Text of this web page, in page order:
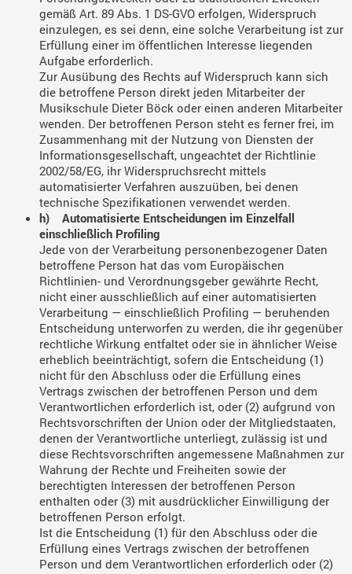
gemäß Art. 89 Abs. 1 DS-GVO erfolgen, Widerspruch
einzulegen, es sei denn, eine solche Verarbeitung ist zur
Erfüllung einer im öffentlichen Interesse liegenden
Aufgabe erforderlich.
Zur Ausübung des Rechts auf Widerspruch kann sich
die betroffene Person direkt jeden Mitarbeiter der
Musikschule Dieter Böck oder einen anderen Mitarbeiter
wenden. Der betroffenen Person steht es ferner frei, im
Zusammenhang mit der Nutzung von Diensten der
Informationsgesellschaft, ungeachtet der Richtlinie
2002/58/EG, ihr Widerspruchsrecht mittels
automatisierter Verfahren auszuüben, bei denen
technische Spezifikationen verwendet werden.
h) Automatisierte Entscheidungen im Einzelfall
einschließlich Profiling
Jede von der Verarbeitung personenbezogener Daten
betroffene Person hat das vom Europäischen
Richtlinien- und Verordnungsgeber gewährte Recht,
nicht einer ausschließlich auf einer automatisierten
Verarbeitung — einschließlich Profiling — beruhenden
Entscheidung unterworfen zu werden, die ihr gegenüber
rechtliche Wirkung entfaltet oder sie in ähnlicher Weise
erheblich beeinträchtigt, sofern die Entscheidung (1)
nicht für den Abschluss oder die Erfüllung eines
Vertrags zwischen der betroffenen Person und dem
Verantwortlichen erforderlich ist, oder (2) aufgrund von
Rechtsvorschriften der Union oder der Mitgliedstaaten,
denen der Verantwortliche unterliegt, zulässig ist und
diese Rechtsvorschriften angemessene Maßnahmen zur
Wahrung der Rechte und Freiheiten sowie der
berechtigten Interessen der betroffenen Person
enthalten oder (3) mit ausdrücklicher Einwilligung der
betroffenen Person erfolgt.
Ist die Entscheidung (1) für den Abschluss oder die
Erfüllung eines Vertrags zwischen der betroffenen
Person und dem Verantwortlichen erforderlich oder (2)